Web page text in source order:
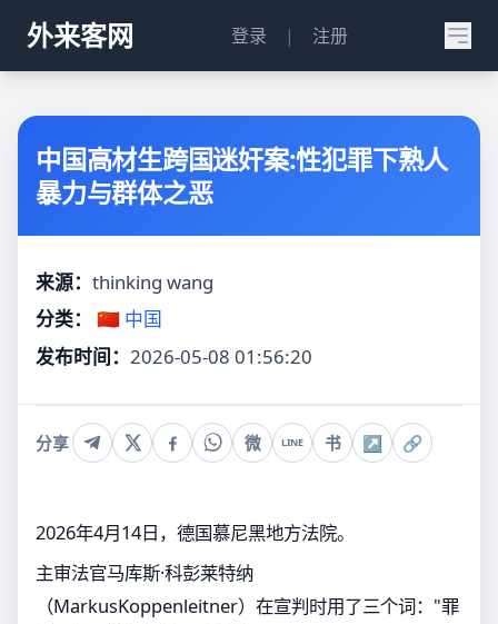
外来客网 登录 | 注册
中国高材生跨国迷奸案:性犯罪下熟人
暴力与群体之恶
来源： thinking wang
分类：
🇨🇳 中国
发布时间： 2026-05-08 01:56:20
分享 微 LINE 书 ↗ 🔗
2026年4月14日，德国慕尼黑地方法院。
主审法官马库斯·科彭莱特纳
（MarkusKoppenleitner）在宣判时用了三个词："罪